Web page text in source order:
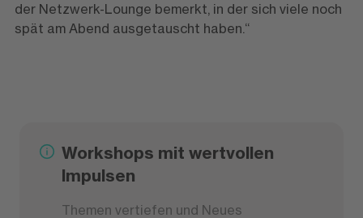
der Netzwerk-Lounge bemerkt, in der sich viele noch
spät am Abend ausgetauscht haben.“
Workshops mit wertvollen
Impulsen
Themen vertiefen und Neues